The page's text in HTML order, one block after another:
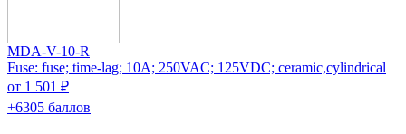
MDA-V-10-R
Fuse: fuse; time-lag; 10A; 250VAC; 125VDC; ceramic,cylindrical
от 1 501 ₽
+6305 баллов